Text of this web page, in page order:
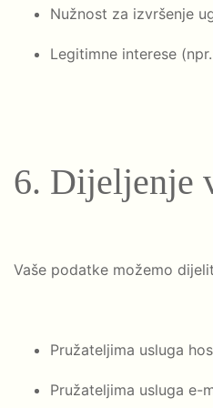
Nužnost za izvršenje
Legitimne interese
6. Dijeljenje
Vaše podatke možemo
Pružateljima usluga
Pružateljima usluga e-